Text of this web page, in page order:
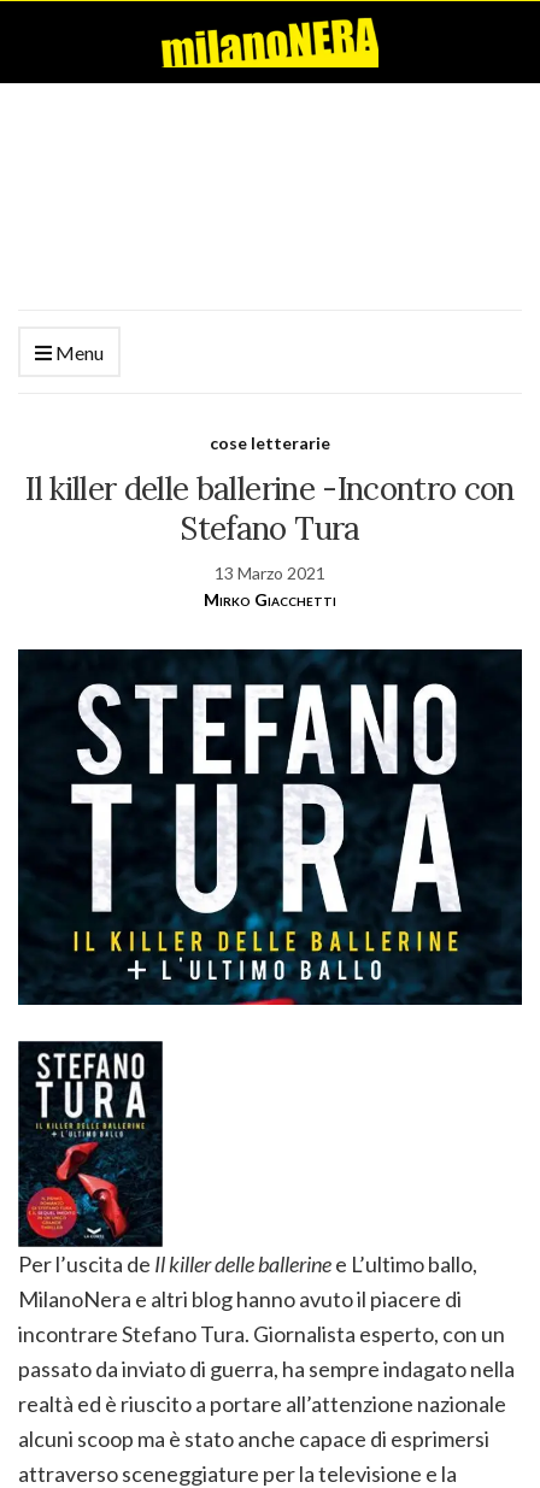
Menu
cose letterarie
Il killer delle ballerine -Incontro con
Stefano Tura
13 Marzo 2021
Mirko Giacchetti
Per l’uscita de Il killer delle ballerinee L’ultimo ballo,
MilanoNera e altri blog hanno avuto il piacere di
incontrare Stefano Tura. Giornalista esperto, con un
passato da inviato di guerra, ha sempre indagato nella
realtà ed è riuscito a portare all’attenzione nazionale
alcuni scoop ma è stato anche capace di esprimersi
attraverso sceneggiature per la televisione e la